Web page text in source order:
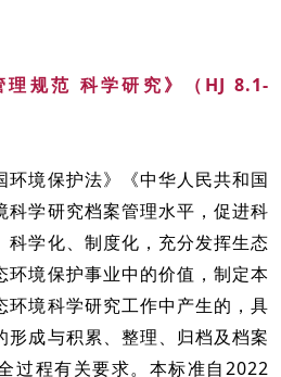
规范 科学研究》（HJ 8.1-
环境保护法》《中华人民共和国
科学研究档案管理水平，促进科
科学化、制度化，充分发挥生态
环境保护事业中的价值，制定本
环境科学研究工作中产生的，具
形成与积累、整理、归档及档案
过程有关要求。本标准自2022